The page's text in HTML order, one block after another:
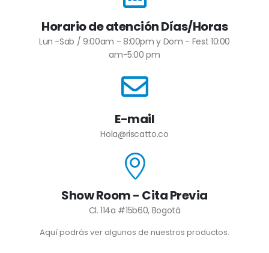
Horario de atención Días/Horas
Lun -Sab / 9:00am - 8:00pm y Dom - Fest 10:00
am-5:00 pm
E-mail
Hola@riscatto.co
Show Room - Cita Previa
Cl. 114a #15b60, Bogotá
Aquí podrás ver algunos de nuestros productos.